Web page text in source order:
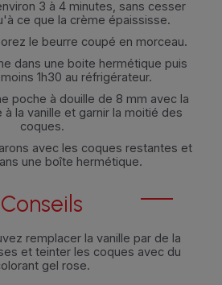
3 à 4 minutes, sans cesser
ce que la crème épaississe.
le beurre coupé en morceau.
dans une boite hermétique puis
1h30 au réfrigérateur.
poche à douille de 8 mm avec la
la vanille et garnir la moitié des
coques.
avec les coques restantes et
une boîte hermétique.
Conseils
remplacer la vanille par de la
et teinter les coques avec du
gel rose.